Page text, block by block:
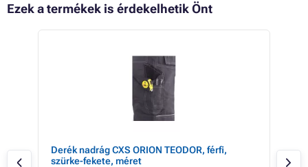
Ezek a termékek is érdekelhetik Önt
-
Derék nadrág CXS ORION TEODOR, férfi,
szürke-fekete, méret